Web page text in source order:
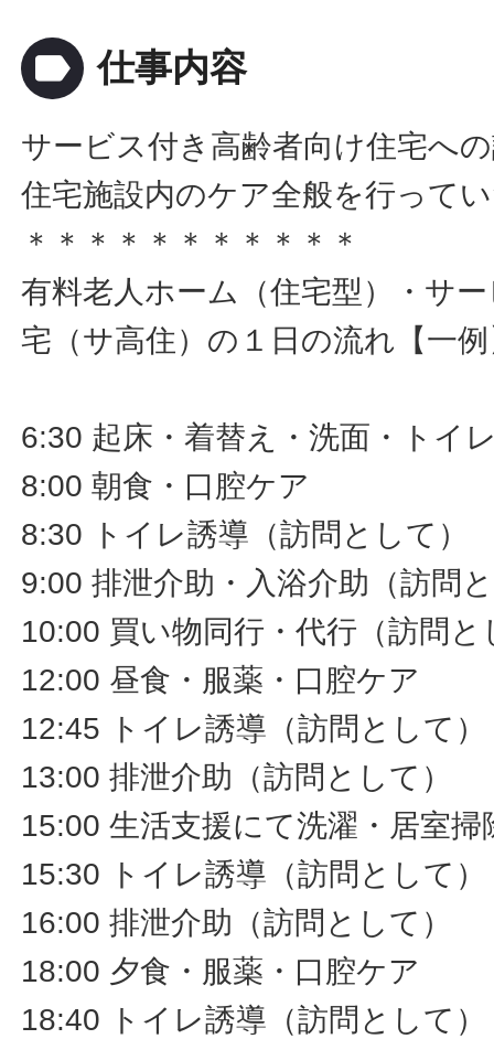
label 仕事内容
サービス付き高齢者向け住宅へ
住宅施設内のケア全般を行って
＊＊＊＊＊＊＊＊＊＊＊
有料老人ホーム（住宅型）・サ
宅（サ高住）の１日の流れ【一
6:30 起床・着替え・洗面・トイ
8:00 朝食・口腔ケア
8:30 トイレ誘導（訪問として）
9:00 排泄介助・入浴介助（訪問
10:00 買い物同行・代行（訪問と
12:00 昼食・服薬・口腔ケア
12:45 トイレ誘導（訪問として）
13:00 排泄介助（訪問として）
15:00 生活支援にて洗濯・居室
15:30 トイレ誘導（訪問として）
16:00 排泄介助（訪問として）
18:00 夕食・服薬・口腔ケア
18:40 トイレ誘導（訪問として）